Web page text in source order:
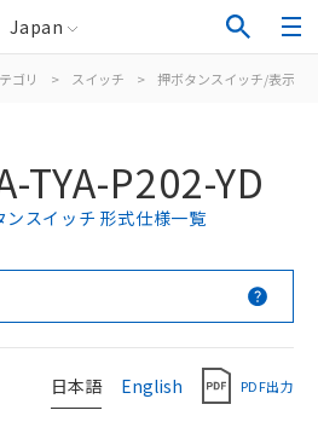
Japan
ゴリ > スイッチ > 押ボタンスイッチ/表示灯
TYA-P202-YD
スイッチ 形式仕様一覧
日本語 English PDF出力